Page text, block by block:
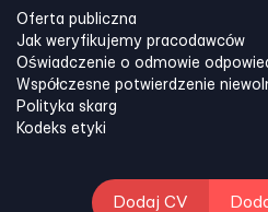
Oferta publiczna
Jak weryfikujemy pracodawców
Oświadczenie o odmowie
Współczesne potwierdzenie
Polityka skarg
Kodeks etyki
Dodaj CV